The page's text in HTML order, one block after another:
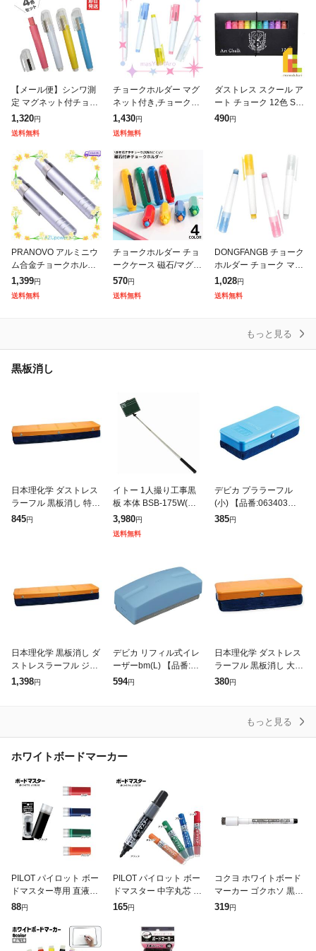
【メール便】シンワ測
定 マグネット付チョー
クホルダー《チョーク4
色セット》
1,320円
送料無料
チョークホルダー マグ
ネット付き,チョーク白
X2,赤,黄,青(5本セット)
1,430円
送料無料
ダストレス スクール ア
ート チョーク 12色 SA
C-12 日本理化学 ネコ
490円
PRANOVO アルミニウ
ム合金チョークホルダ
ー教師用チョーククリ
ップクラッチ (シルバ
ー) X 2。
1,399円
送料無料
チョークホルダー チョ
ークケース 磁石/マグネ
ット付き チョーク延長
器 手を汚さない 折れに
くい 軽量 学校 授業 会
570円
送料無料
DONGFANGB チョーク
ホルダー チョーク マグ
ネット付き 4色セット
ダストレス ダストレス
チョー ク チョ ーク入
1,028円
送料無料
もっと見る
黒板消し
日本理化学 ダストレス
ラーフル 黒板消し 特大
DKRF-J 【北海道・沖
845円
イトー 1人撮り工事黒
板 本体 BSB-175W(代
引不可)【送料無料】
3,980円
送料無料
デビカ プララーフル
(小) 【品番:063403】
【JAN:490490163403
385円
日本理化学 黒板消し ダ
ストレスラーフル ジャ
ンボ DKRF-J
1,398円
デビカ リフィル式イレ
ーザーbm(L) 【品番:06
0420】【JAN:4904901
594円
日本理化学 ダストレス
ラーフル 黒板消し 大 D
KRF-L 【北海道・沖
380円
もっと見る
ホワイトボードマーカー
PILOT パイロット ボー
ドマスター専用 直液カ
ートリッジ P-WMRF8
から選択
88円
PILOT パイロット ボー
ドマスター 中字丸芯 W
MBM-12L【メール便
165円
コクヨ ホワイトボード
マーカー ゴクホソ 黒 P
M-B100D
319円